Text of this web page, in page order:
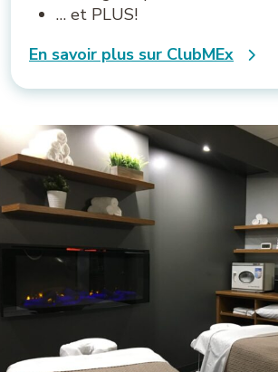
… et PLUS!
En savoir plus sur ClubMEx